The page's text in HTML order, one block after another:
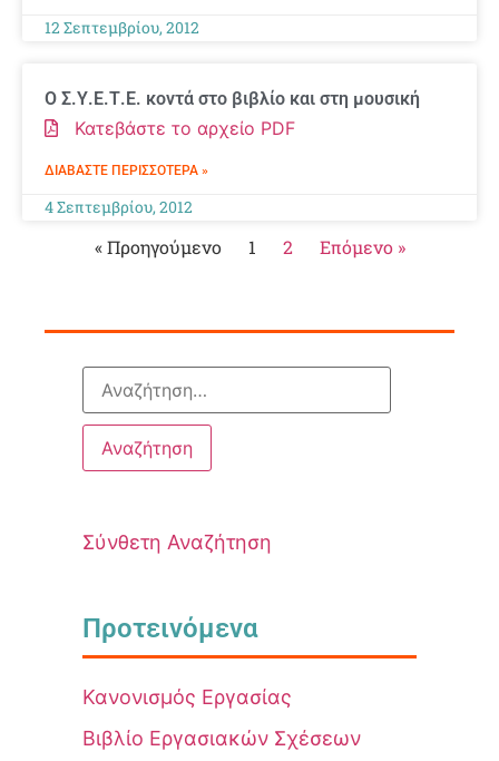
12 Σεπτεμβρίου, 2012
Ο Σ.Υ.Ε.Τ.Ε. κοντά στο βιβλίο και στη μουσική
Κατεβάστε το αρχείο PDF
ΔΙΑΒΆΣΤΕ ΠΕΡΙΣΣΌΤΕΡΑ »
4 Σεπτεμβρίου, 2012
« Προηγούμενο 1 2 Επόμενο »
Σύνθετη Αναζήτηση
Προτεινόμενα
Κανονισμός Εργασίας
Βιβλίο Εργασιακών Σχέσεων